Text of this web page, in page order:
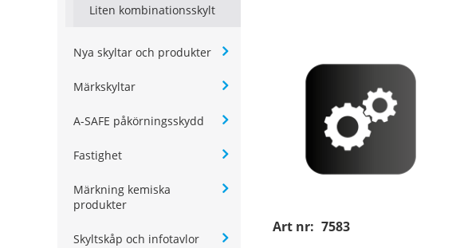
Liten kombinationsskylt
Nya skyltar och produkter
Märkskyltar
A-SAFE påkörningsskydd
Fastighet
Märkning kemiska
produkter
Skyltskåp och infotavlor
Art nr: 7583